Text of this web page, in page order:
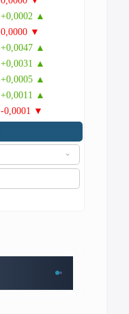
+0,0002 ▲
0,0000 ▼
+0,0047 ▲
+0,0031 ▲
+0,0005 ▲
+0,0011 ▲
-0,0001 ▼